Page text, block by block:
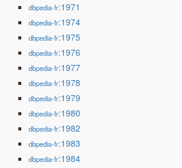
dbpedia-fr:1971
dbpedia-fr:1974
dbpedia-fr:1975
dbpedia-fr:1976
dbpedia-fr:1977
dbpedia-fr:1978
dbpedia-fr:1979
dbpedia-fr:1980
dbpedia-fr:1982
dbpedia-fr:1983
dbpedia-fr:1984